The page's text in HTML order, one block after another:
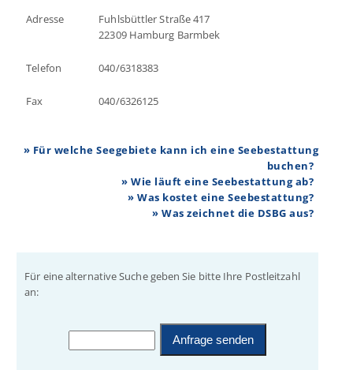
Adresse
Fuhlsbüttler Straße 417
22309 Hamburg Barmbek
Telefon 040/6318383
Fax 040/6326125
» Für welche Seegebiete kann ich eine Seebestattung
buchen?
» Wie läuft eine Seebestattung ab?
» Was kostet eine Seebestattung?
» Was zeichnet die DSBG aus?
Für eine alternative Suche geben Sie bitte Ihre Postleitzahl
an: